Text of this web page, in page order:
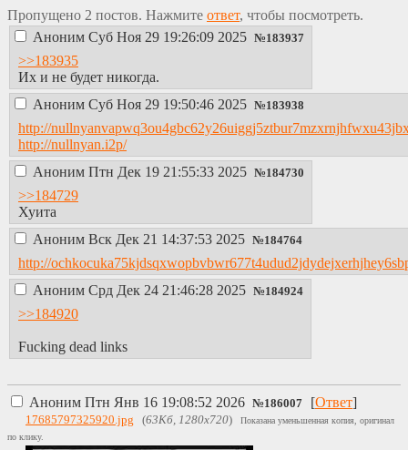
Пропущено 2 постов. Нажмите ответ, чтобы посмотреть.
Аноним Суб Ноя 29 19:26:09 2025 №183937
>>183935
Их и не будет никогда.
Аноним Суб Ноя 29 19:50:46 2025 №183938
http://
http://nullnyan.i2p/
Аноним Птн Дек 19 21:55:33 2025 №184730
>>184729
Хуита
Аноним Вск Дек 21 14:37:53 2025 №184764
http://
Аноним Срд Дек 24 21:46:28 2025 №184924
>>184920
Fucking dead links
Аноним Птн Янв 16 19:08:52 2026 №186007 [Ответ]
17685797325920.jpg (63Кб, 1280x720)
Показана уменьшенная копия, оригинал
по клику.